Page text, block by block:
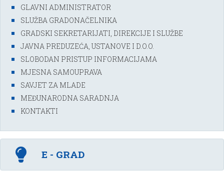
GLAVNI ADMINISTRATOR
SLUŽBA GRADONAČELNIKA
GRADSKI SEKRETARIJATI, DIREKCIJE I SLUŽBE
JAVNA PREDUZEĆA, USTANOVE I D.O.O.
SLOBODAN PRISTUP INFORMACIJAMA
MJESNA SAMOUPRAVA
SAVJET ZA MLADE
MEĐUNARODNA SARADNJA
KONTAKTI
E - GRAD